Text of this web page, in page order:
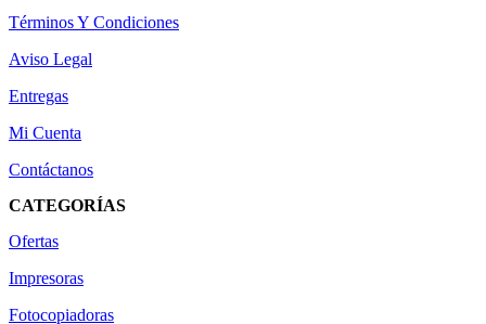
Términos Y Condiciones
Aviso Legal
Entregas
Mi Cuenta
Contáctanos
CATEGORÍAS
Ofertas
Impresoras
Fotocopiadoras